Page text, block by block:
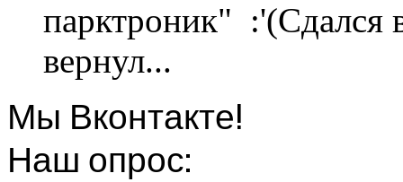
парктроник" :'(Сдался
вернул...
Мы Вконтакте!
Наш опрос: